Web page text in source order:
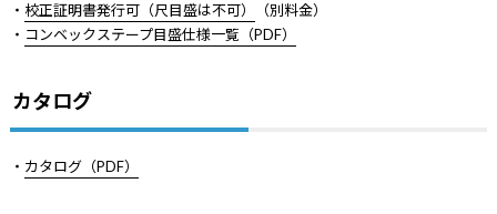
・ 校正証明書発行可（尺目盛は不可）
（別料金）
・ コンベックステープ目盛仕様一覧（PDF）
カタログ
・ カタログ（PDF）